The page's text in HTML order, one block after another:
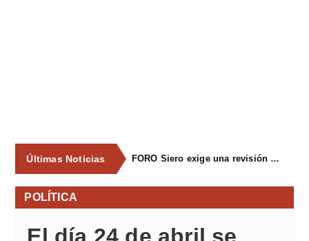
Últimas Noticias FORO Siero exige una revisión integral del servicio de recogida de residuos para acabar con los contenedores desbordados y la imagen de abandono del concejo
POLÍTICA